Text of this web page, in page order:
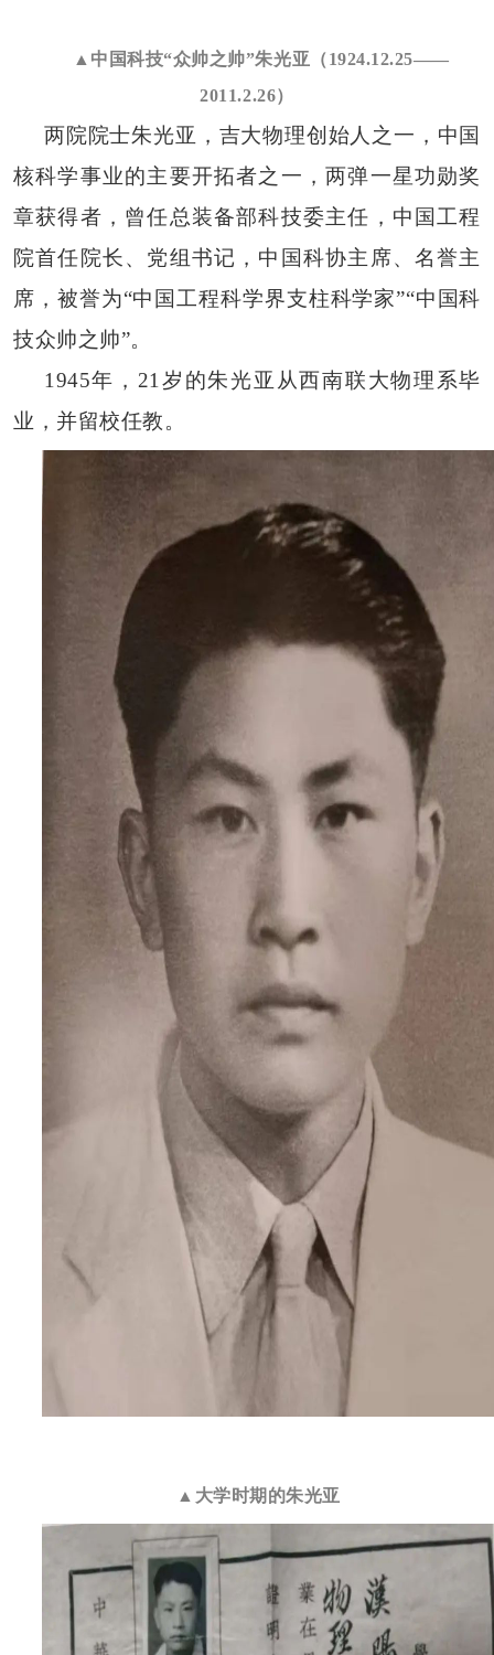
▲中国科技“众帅之帅”朱光亚（1924.12.25——
2011.2.26）
两院院士朱光亚，吉大物理创始人之一，中国
核科学事业的主要开拓者之一，两弹一星功勋奖
章获得者，曾任总装备部科技委主任，中国工程
院首任院长、党组书记，中国科协主席、名誉主
席，被誉为“中国工程科学界支柱科学家”“中国科
技众帅之帅”。
1945年，21岁的朱光亚从西南联大物理系毕
业，并留校任教。
▲大学时期的朱光亚